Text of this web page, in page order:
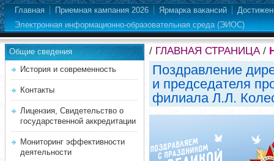
Главная Приемная кампания 2026 Ярмарка вакансий
Электронная информационно-образовательная среда (ЭИОС)
Общие сведения
История и современность
Контакты
Лицензия, Свидетельство о
государственной аккредитации
Мониторинг эффективности
деятельности
/ ГЛАВНАЯ СТРАНИЦА/
Поздравление
и председателя
филиала Л.Л.